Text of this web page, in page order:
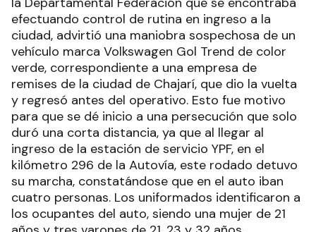
efectuando control de rutina en ingreso a la
ciudad, advirtió una maniobra sospechosa de un
vehículo marca Volkswagen Gol Trend de color
verde, correspondiente a una empresa de
remises de la ciudad de Chajarí, que dio la vuelta
y regresó antes del operativo. Esto fue motivo
para que se dé inicio a una persecución que solo
duró una corta distancia, ya que al llegar al
ingreso de la estación de servicio YPF, en el
kilómetro 296 de la Autovía, este rodado detuvo
su marcha, constatándose que en el auto iban
cuatro personas. Los uniformados identificaron a
los ocupantes del auto, siendo una mujer de 21